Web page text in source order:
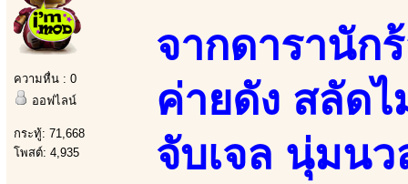
ความหื่น : 0
ออฟไลน์
กระทู้: 71,668
โพสต์: 4,935
จากดารานัก
ค่ายดัง สลัด
จับเจล นุ่มน